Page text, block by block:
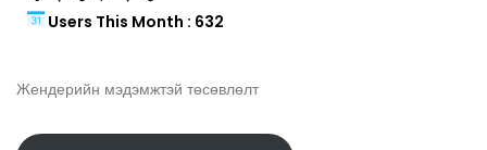
Users This Month : 632
Жендерийн мэдэмжтэй төсөвлөлт